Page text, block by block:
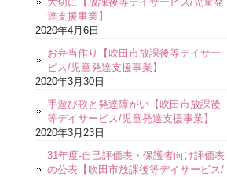
達支援事業】
2020年4月6日
お弁当作り【吹田市放課後等デイサー
ビス/児童発達支援事業】
2020年3月30日
手遊び歌と発達障がい【吹田市放課後
等デイサービス/児童発達支援事業】
2020年3月23日
31年度-自己評価表・保護者向け評価表
の公表【吹田市放課後等デイサービス/